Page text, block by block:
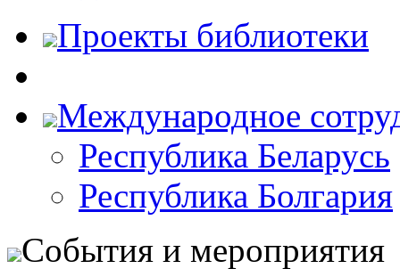
Проекты библиотеки
Международное
Республика Беларусь
Республика Болгария
События и мероприятия